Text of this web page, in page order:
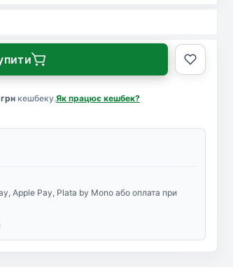
кешбеку.Як працює кешбек?
Apple Pay, Plata by Mono або оплата при